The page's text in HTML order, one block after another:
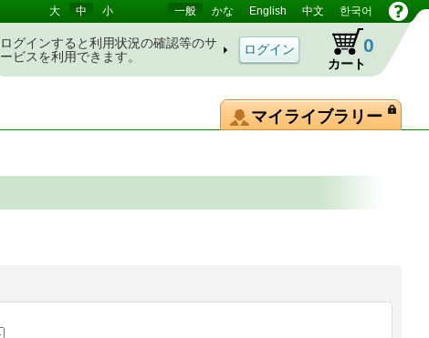
大 中 小 一般 かな English 中文 한국어
ログインすると利用状況の確認等のサ
ービスを利用できます。
カート
0
マイライブラリー